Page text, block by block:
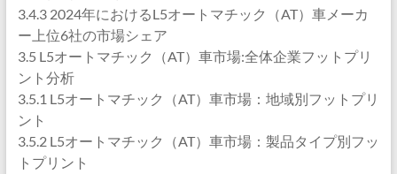
3.4.3 2024年におけるL5オートマチック（AT）車メーカ
ー上位6社の市場シェア
3.5 L5オートマチック（AT）車市場:全体企業フットプリ
ント分析
3.5.1 L5オートマチック（AT）車市場：地域別フットプリ
ント
3.5.2 L5オートマチック（AT）車市場：製品タイプ別フッ
トプリント